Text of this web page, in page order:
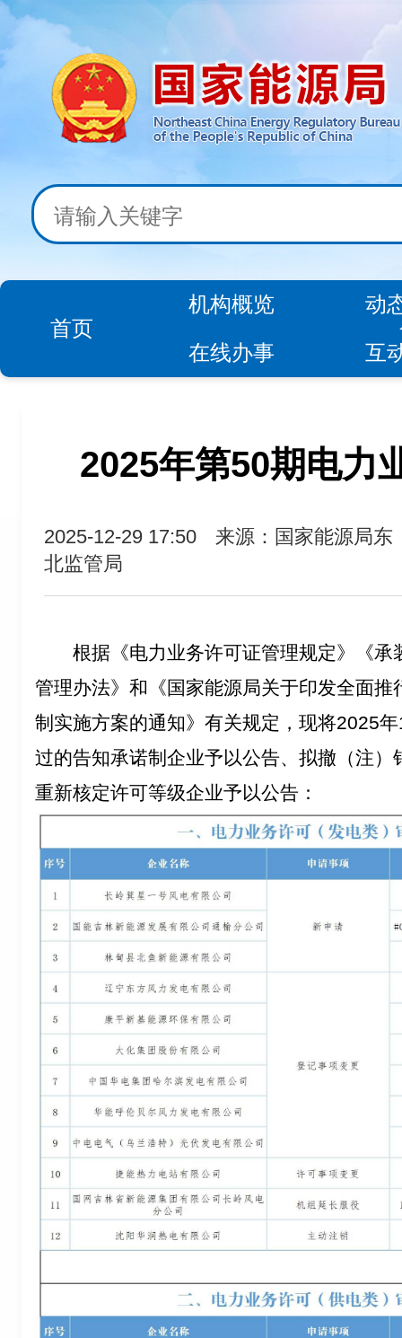
首页
机构概览
动
在线办事
互
2025年第50期电力
2025-12-29 17:50
来源：国家能源局东
北监管局
根据《电力业务许可证管理规定》《
管理办法》和《国家能源局关于印发全面
制实施方案的通知》有关规定，现将2025
过的告知承诺制企业予以公告、拟撤（注
重新核定许可等级企业予以公告：